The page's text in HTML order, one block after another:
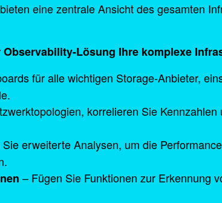
eine zentrale Ansicht des gesamten
Lösung Ihre komplexe
für alle wichtigen Storage-Anbieter,
korrelieren Sie
erweiterte Analysen, um die
– Fügen Sie Funktionen zur Erkennung